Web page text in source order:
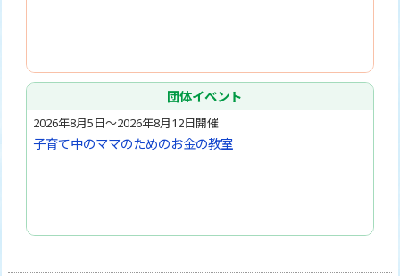
団体イベント
2026年8月5日～2026年8月12日開催
子育て中のママのためのお金の教室